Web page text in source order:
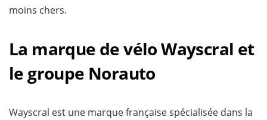
moins chers.
La marque de vélo Wayscral et
le groupe Norauto
Wayscral est une marque française spécialisée dans la